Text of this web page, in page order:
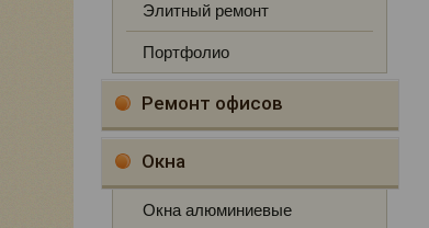
Элитный ремонт
Портфолио
Ремонт офисов
Окна
Окна алюминиевые